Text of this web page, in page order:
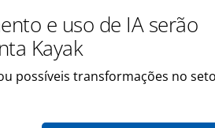
e uso de IA serão
Kayak
possíveis transformações no